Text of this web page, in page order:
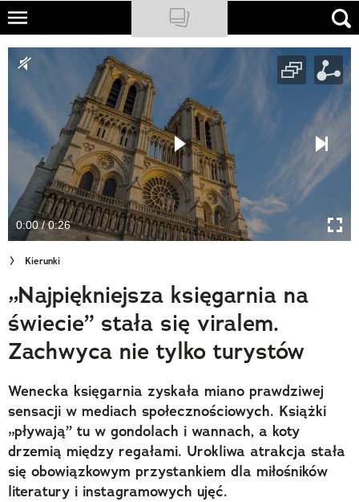
Skip
main
NATIONAL GEOGRAPHIC
PODCASTY
Sklep
Newsletter
Cuda Polski
Wielki Konkurs Fotograficzny
Trendbook Podróżniczy
Polecane
0:00 / 0:26
Kierunki
„Najpiękniejsza księgarnia na
świecie” stała się viralem.
Zachwyca nie tylko turystów
Wenecka księgarnia zyskała miano prawdziwej
sensacji w mediach społecznościowych. Książki
„pływają” tu w gondolach i wannach, a koty
drzemią między regałami. Urokliwa atrakcja stała
się obowiązkowym przystankiem dla miłośników
literatury i instagramowych ujęć.